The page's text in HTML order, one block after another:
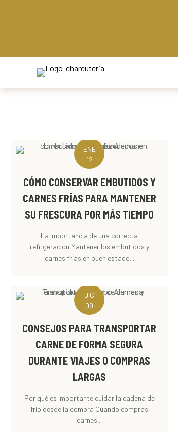
ENE
12
CÓMO CONSERVAR EMBUTIDOS Y
CARNES FRÍAS PARA MANTENER
SU FRESCURA POR MÁS TIEMPO
La importancia de una correcta
refrigeración Mantener los embutidos y
carnes frías en buen estado...
DIC
09
CONSEJOS PARA TRANSPORTAR
CARNE DE FORMA SEGURA
DURANTE VIAJES O COMPRAS
LARGAS
Por qué es importante cuidar la cadena de
frío desde la compra Cuando compras
carnes...